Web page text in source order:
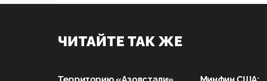
ЧИТАЙТЕ ТАК ЖЕ